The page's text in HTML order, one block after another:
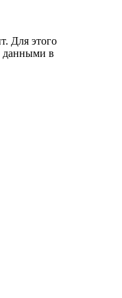
Для этого
данными в